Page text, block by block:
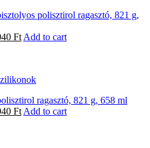
polisztirol ragasztó, 821 g,
Ft Add to cart
ragasztó, 821 g, 658 ml
Ft Add to cart